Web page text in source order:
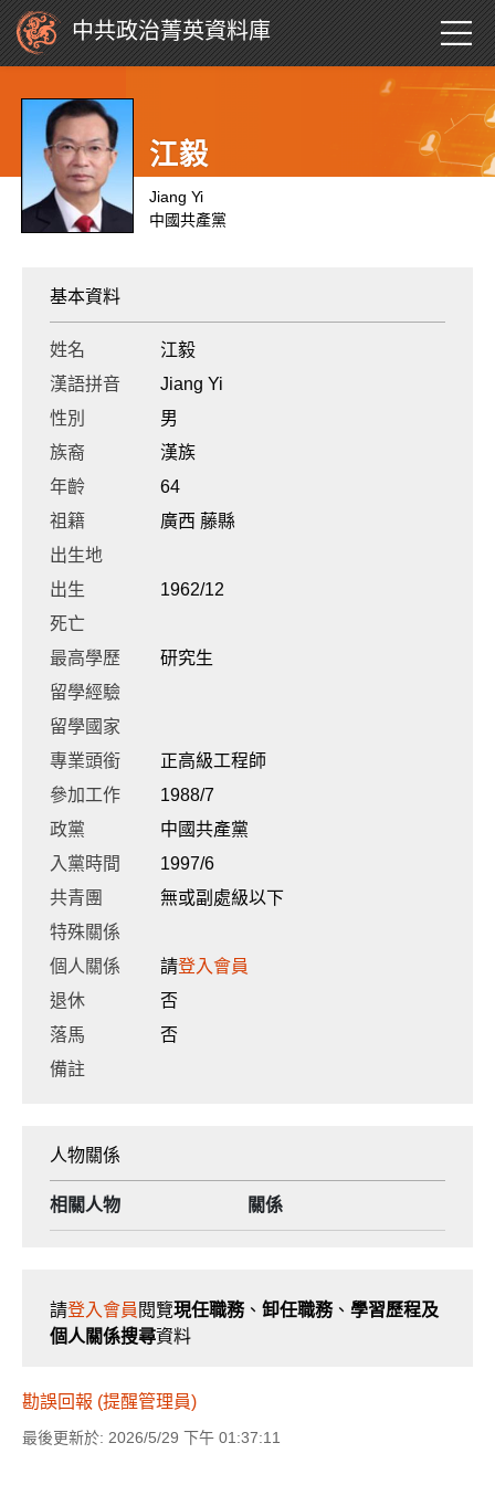
中共政治菁英資料庫
江毅
Jiang Yi
中國共產黨
基本資料
姓名
江毅
漢語拼音
Jiang Yi
性別
男
族裔
漢族
年齡
64
祖籍
廣西 藤縣
出生地
出生
1962/12
死亡
最高學歷
研究生
留學經驗
留學國家
專業頭銜
正高級工程師
參加工作
1988/7
政黨
中國共產黨
入黨時間
1997/6
共青團
無或副處級以下
特殊關係
個人關係
請登入會員
退休
否
落馬
否
備註
人物關係
相關人物 關係
請登入會員 閱覽現任職務、 卸任職務、 學習歷程及
個人關係搜尋資料
勘誤回報 (提醒管理員)
最後更新於: 2026/5/29 下午 01:37:11